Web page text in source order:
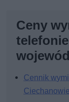
Ceny
Cennik
Ciechanowie